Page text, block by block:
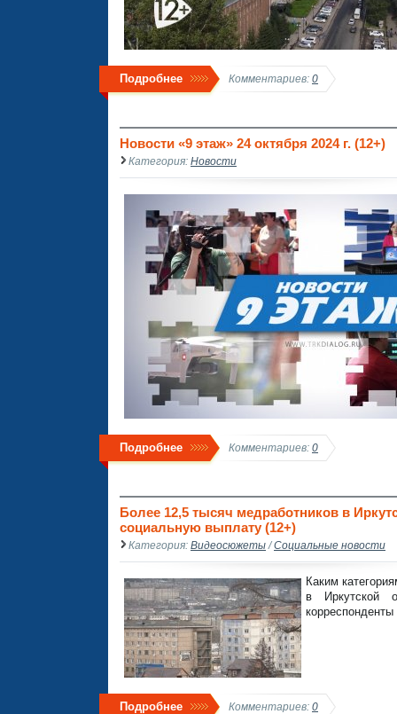
Подробнее Комментариев: 0
Новости «9 этаж» 24 октября 2024 г. (12+)
Категория: Новости
Подробнее Комментариев: 0
Более 12,5 тысяч медработников в
социальную выплату (12+)
Категория: Видеосюжеты /Социальные новости
Каким
в Иркутской
Подробнее Комментариев: 0